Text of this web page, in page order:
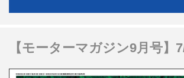
【モーターマガジン9月号】